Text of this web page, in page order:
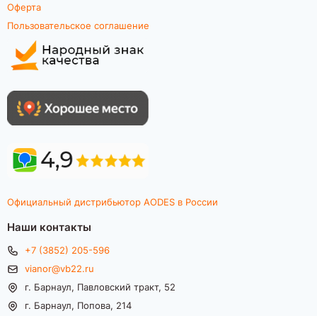
Оферта
Пользовательское соглашение
Официальный дистрибьютор AODES в России
Наши контакты
+7 (3852) 205-596
vianor@vb22.ru
г. Барнаул, Павловский тракт, 52
г. Барнаул, Попова, 214